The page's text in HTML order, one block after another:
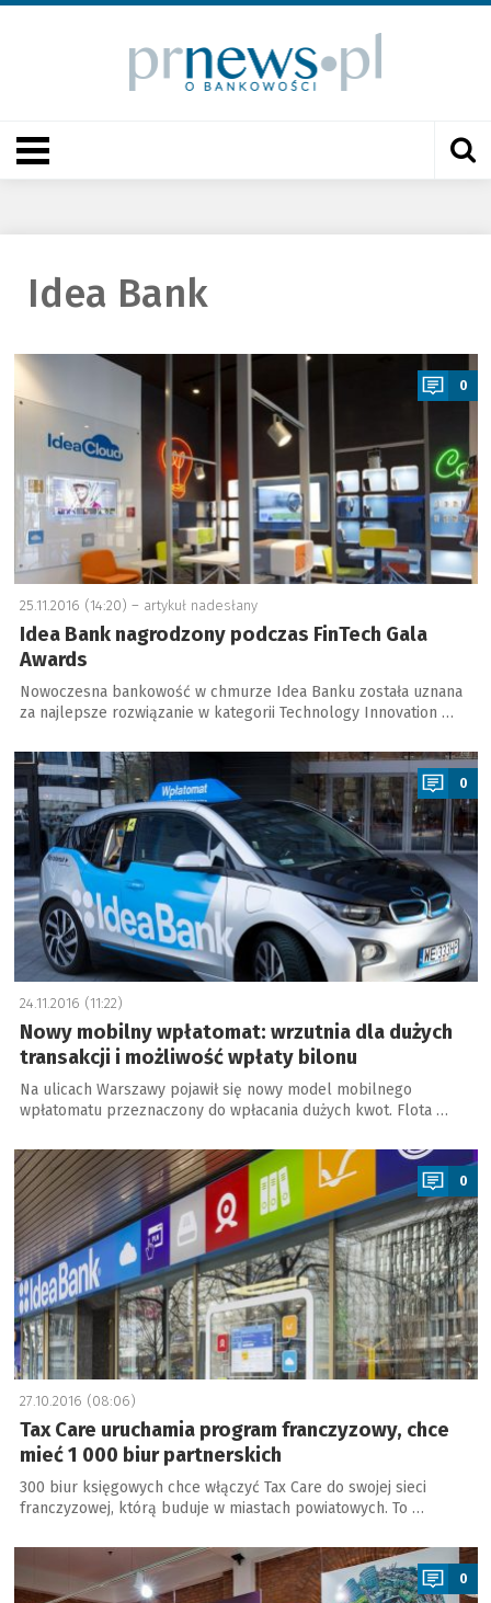
Idea Bank
a
0
25.11.2016 (14:20) – artykuł nadesłany
Idea Bank nagrodzony podczas FinTech Gala
Awards
Nowoczesna bankowość w chmurze Idea Banku została uznana
za najlepsze rozwiązanie w kategorii Technology Innovation …
a
0
24.11.2016 (11:22)
Nowy mobilny wpłatomat: wrzutnia dla dużych
transakcji i możliwość wpłaty bilonu
Na ulicach Warszawy pojawił się nowy model mobilnego
wpłatomatu przeznaczony do wpłacania dużych kwot. Flota …
a
0
27.10.2016 (08:06)
Tax Care uruchamia program franczyzowy, chce
mieć 1 000 biur partnerskich
300 biur księgowych chce włączyć Tax Care do swojej sieci
franczyzowej, którą buduje w miastach powiatowych. To …
a
0